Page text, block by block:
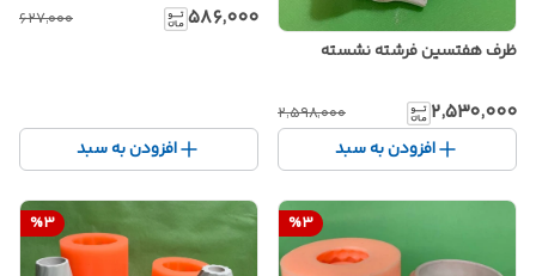
ظرف هفتسین فرشته نشسته
۲٬۵۳۰٬۰۰۰ ۲٬۵۹۸٬۰۰۰
افزودن به سبد
۵۸۶٬۰۰۰ ۶۲۷٬۰۰۰
افزودن به سبد
%3
%3